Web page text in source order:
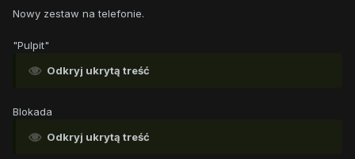
Nowy zestaw na telefonie.
"Pulpit"
Odkryj ukrytą treść
Blokada
Odkryj ukrytą treść